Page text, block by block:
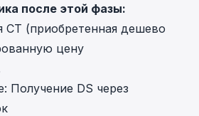
после этой фазы:
CT (приобретенная дешево
цену
Получение DS через